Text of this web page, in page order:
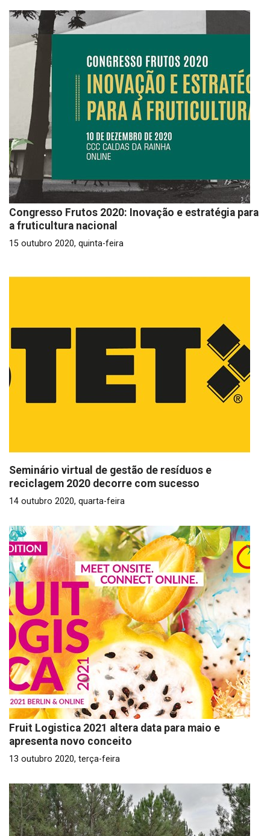
Congresso Frutos 2020: Inovação e estratégia para
a fruticultura nacional
15 outubro 2020, quinta-feira
Seminário virtual de gestão de resíduos e
reciclagem 2020 decorre com sucesso
14 outubro 2020, quarta-feira
Fruit Logistica 2021 altera data para maio e
apresenta novo conceito
13 outubro 2020, terça-feira